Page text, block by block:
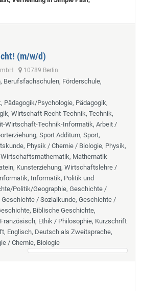
(m/w/d)
10789 Berlin
Berufsfachschulen, Förderschule,
Pädagogik/Psychologie, Pädagogik,
Wirtschaft-Recht-Technik, Technik,
Wirtschaft-Technik-Informatik, Arbeit /
Sport Additum, Sport,
Physik / Chemie / Biologie, Physik,
Mathematik
Kunsterziehung, Wirtschaftslehre /
Informatik, Politik und
Politik/Geographie, Geschichte /
/ Sozialkunde, Geschichte /
Biblische Geschichte,
Ethik / Philosophie, Kurzschrift
Englisch, Deutsch als Zweitsprache,
/ Chemie, Biologie